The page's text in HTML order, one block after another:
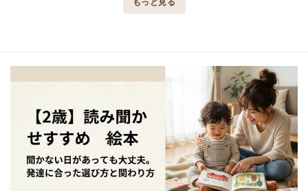
もっと見る